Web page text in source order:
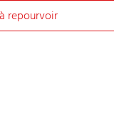
repourvoir